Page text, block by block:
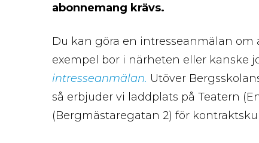
abonnemang krävs.
Du kan göra en intresseanmälan
exempel bor i närheten eller kanske
intresseanmälan. Utöver
så erbjuder vi laddplats på Teatern
(Bergmästaregatan 2) för